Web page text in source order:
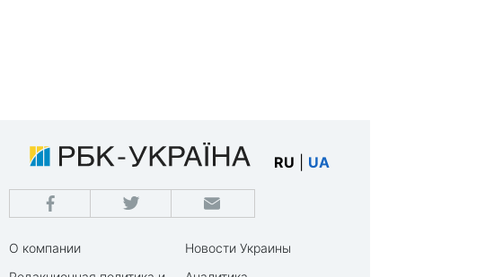
RU UA
О компании
Новости Украины